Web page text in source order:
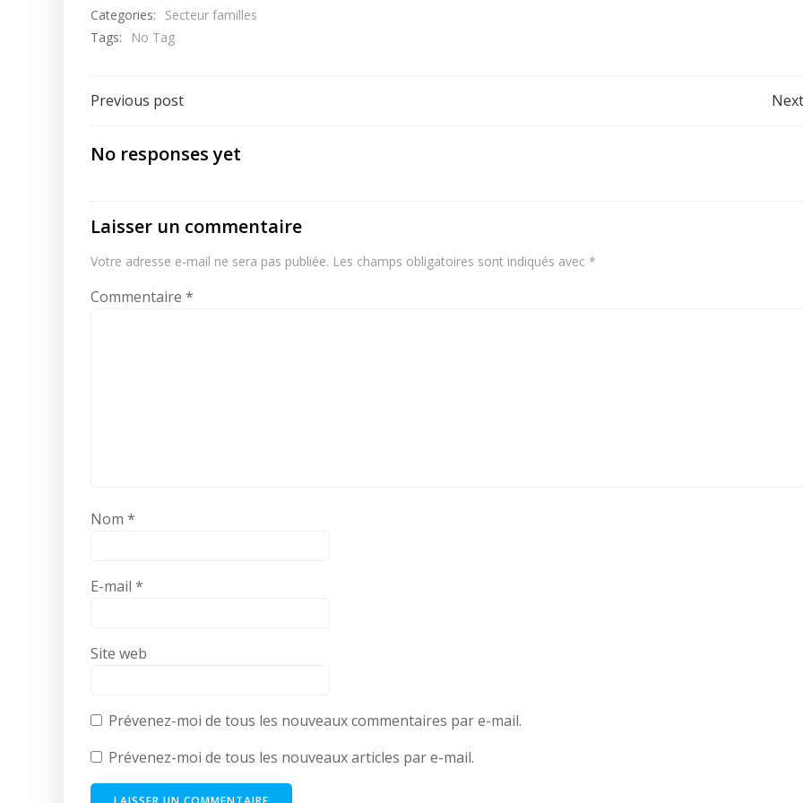
Categories:
Secteur familles
Tags:
No Tag
Post
navigation
Previous post
No responses yet
Laisser un commentaire
Votre adresse e-mail ne sera pas publiée. Les champs obligatoires sont indiqués avec *
Commentaire *
Nom *
E-mail *
Site web
Prévenez-moi de tous les nouveaux commentaires par e-mail.
Prévenez-moi de tous les nouveaux articles par e-mail.